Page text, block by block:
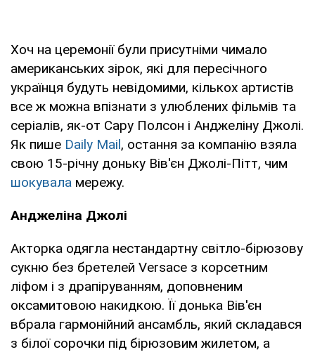
Хоч на церемонії були присутніми чимало
американських зірок, які для пересічного
українця будуть невідомими, кількох артистів
все ж можна впізнати з улюблених фільмів та
серіалів, як-от Сару Полсон і Анджеліну Джолі.
Як пише Daily Mail, остання за компанію взяла
свою 15-річну доньку Вів'єн Джолі-Пітт, чим
шокувала мережу.
Анджеліна Джолі
Акторка одягла нестандартну світло-бірюзову
сукню без бретелей Versace з корсетним
ліфом і з драпіруванням, доповненим
оксамитовою накидкою. Її донька Вів'єн
вбрала гармонійний ансамбль, який складався
з білої сорочки під бірюзовим жилетом, а